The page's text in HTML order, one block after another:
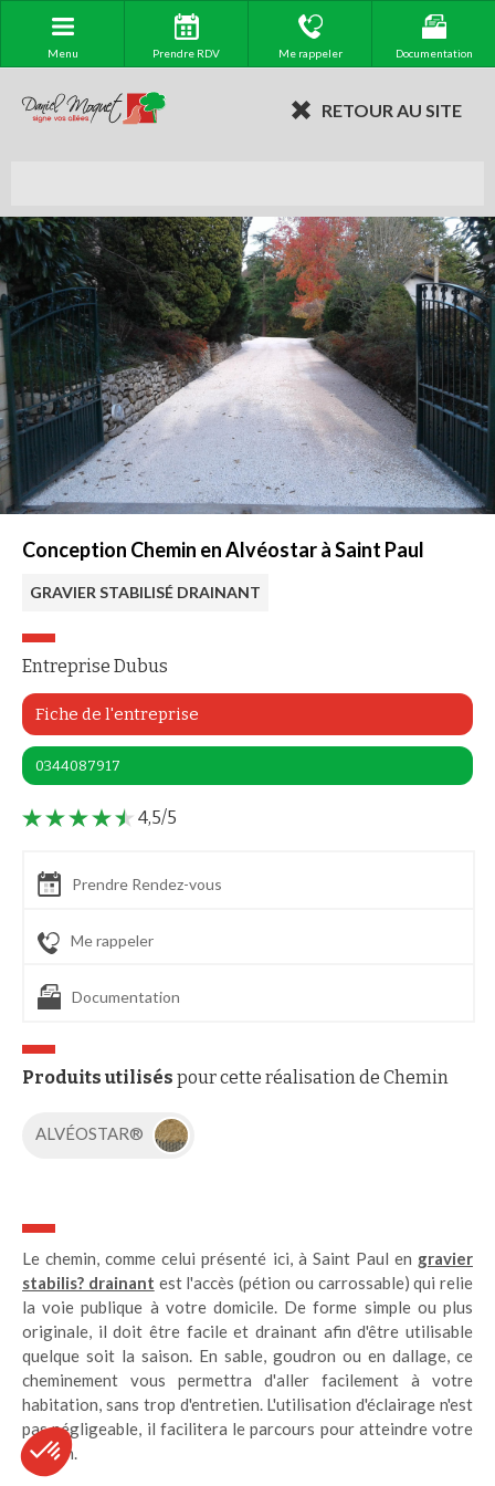
Menu Prendre RDV Me rappeler Documentation
RETOUR AU SITE
Conception Chemin en Alvéostar à Saint Paul
GRAVIER STABILISÉ DRAINANT
Entreprise Dubus
Fiche de l'entreprise
0344087917
4,5/5
Prendre Rendez-vous
Me rappeler
Documentation
Produits utilisés pour cette réalisation de Chemin
ALVÉOSTAR®
Le chemin, comme celui présenté ici, à Saint Paul en gravier
stabilis? drainant est l'accès (pétion ou carrossable) qui relie
la voie publique à votre domicile. De forme simple ou plus
originale, il doit être facile et drainant afin d'être utilisable
quelque soit la saison. En sable, goudron ou en dallage, ce
cheminement vous permettra d'aller facilement à votre
habitation, sans trop d'entretien. L'utilisation d'éclairage n'est
pas négligeable, il facilitera le parcours pour atteindre votre
maison.